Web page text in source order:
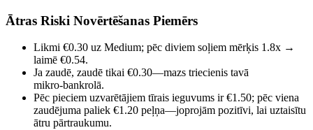
Ātras Riski Novērtēšanas Piemērs
Likmi €0.30 uz Medium; pēc diviem soļiem mērķis 1.8x →
laimē €0.54.
Ja zaudē, zaudē tikai €0.30—mazs triecienis tavā
mikro‑bankrolā.
Pēc pieciem uzvarētājiem tīrais ieguvums ir €1.50; pēc viena
zaudējuma paliek €1.20 peļņa—joprojām pozitīvi, lai uztaisītu
ātru pārtraukumu.